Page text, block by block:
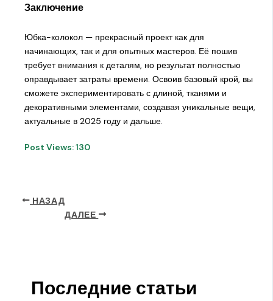
Заключение
Юбка-колокол — прекрасный проект как для
начинающих, так и для опытных мастеров. Её пошив
требует внимания к деталям, но результат полностью
оправдывает затраты времени. Освоив базовый крой, вы
сможете экспериментировать с длиной, тканями и
декоративными элементами, создавая уникальные вещи,
актуальные в 2025 году и дальше.
Post Views:130
НАЗАД
ДАЛЕЕ
Последние статьи